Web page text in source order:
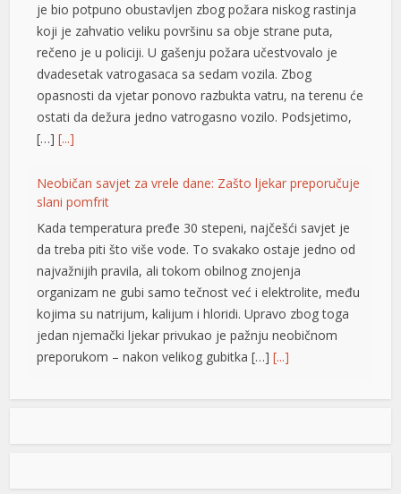
je bio potpuno obustavljen zbog požara niskog rastinja
koji je zahvatio veliku površinu sa obje strane puta,
rečeno je u policiji. U gašenju požara učestvovalo je
dvadesetak vatrogasaca sa sedam vozila. Zbog
opasnosti da vjetar ponovo razbukta vatru, na terenu će
ostati da dežura jedno vatrogasno vozilo. Podsjetimo,
[…][...]
Neobičan savjet za vrele dane: Zašto ljekar preporučuje
slani pomfrit
Kada temperatura pređe 30 stepeni, najčešći savjet je
da treba piti što više vode. To svakako ostaje jedno od
najvažnijih pravila, ali tokom obilnog znojenja
organizam ne gubi samo tečnost već i elektrolite, među
kojima su natrijum, kalijum i hloridi. Upravo zbog toga
jedan njemački ljekar privukao je pažnju neobičnom
preporukom – nakon velikog gubitka […][...]
Opet izdvajanja za Ćirilični park: Ni dvije godine nakon
Ni dvije godine nakon otvaranja, Ćirilični park u Banjaluci
odobrila je dodatne radove na parkovskim stazama i